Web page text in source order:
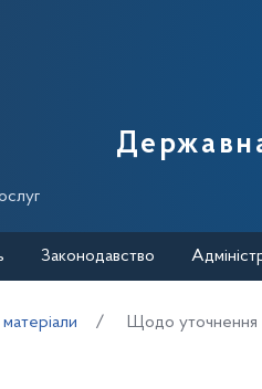
Державної
Законодавство
матеріали Щодо уточнення